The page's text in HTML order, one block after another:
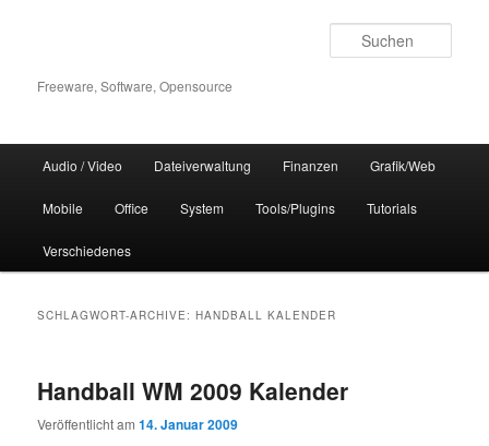
wechselnFreeware, Software, Opensource
Audio / Video Dateiverwaltung Finanzen Grafik/Web
Mobile Office System Tools/Plugins Tutorials
Verschiedenes
SCHLAGWORT-ARCHIVE:HANDBALL KALENDER
Handball WM 2009 Kalender
Veröffentlicht am14. Januar 2009